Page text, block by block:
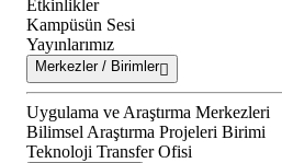
Etkinlikler
Kampüsün Sesi
Yayınlarımız
Merkezler / Birimler
Uygulama ve Araştırma Merkezleri
Bilimsel Araştırma Projeleri Birimi
Teknoloji Transfer Ofisi